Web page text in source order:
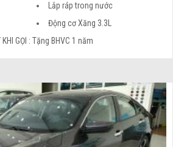
Lắp ráp trong nước
Động cơ Xăng 3.3L
GỌI : Tặng BHVC 1 năm